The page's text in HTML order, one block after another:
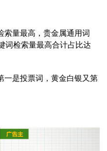
索量最高，贵金属通用词
词检索量最高合计占比达
一是投票词，黄金白银又第